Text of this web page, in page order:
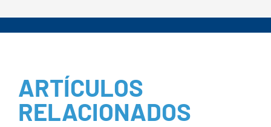
ARTÍCULOS
RELACIONADOS